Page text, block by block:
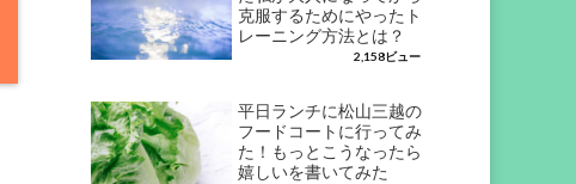
克服するためにやったト
レーニング方法とは？
2,158ビュー
平日ランチに松山三越の
フードコートに行ってみ
た！もっとこうなったら
嬉しいを書いてみた